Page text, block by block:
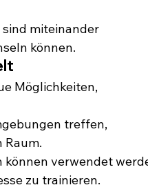
miteinander
können.
Möglichkeiten,
treffen,
Raum.
können verwendet
zu trainieren.